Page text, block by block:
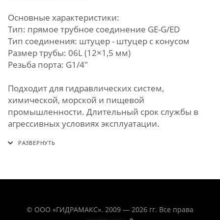
Основные характеристики:
Тип: прямое трубное соединение GE-G/ED
Тип соединения: штуцер - штуцер с конусом
Размер трубы: 06L (12×1,5 мм)
Резьба порта: G1/4"
Подходит для гидравлических систем,
химической, морской и пищевой
промышленности. Длительный срок службы в
агрессивных условиях эксплуатации.
© ООО «ГИДРАМАКС». 2009 — 2026 гг. Все права